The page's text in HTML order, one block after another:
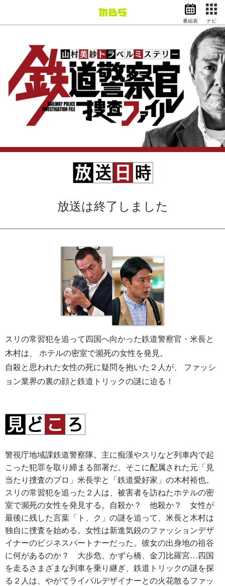
情報・報道
ドラマ
アニメ
スポーツ
動画イズム ニュース
イベント
映画 アナウンサー
EN 検索 番組表
番組表 ナビ
放送は終了しました
スリの常習犯を追って四国へ向かった鉄道警察官・米長と
木村は、
ホテルの密室で瀕死の女性を発見。
自殺と思われた女性の死に疑問を抱いた２人が、
ファッシ
ョン業界の裏の顔と鉄道トリックの謎に迫る！
警視庁地域課鉄道警察隊。主に痴漢やスリなど列車内で起
こった犯罪を取り締まる部署だ。そこに配属された元「見
当たり捜査のプロ」米長学と「鉄道愛好家」の木村裕也。
スリの常習犯を追った２人は、被害者を訪ねたホテルの密
室で瀕死の女性を発見する。自殺か？ 他殺か？ 女性が
最後に残した言葉「ト、ク」の謎を追って、米長と木村は
独自に捜査を始める。女性は新進気鋭のファッションデザ
イナーのビジネスパートナーだった。彼女の出身地の祖谷
に何があるのか？ 大歩危、かずら橋、金刀比羅宮…四国
を走るさまざまな列車を乗り継ぎ、鉄道トリックの謎を探
る２人は、やがてライバルデザイナーとの火花散るファッ